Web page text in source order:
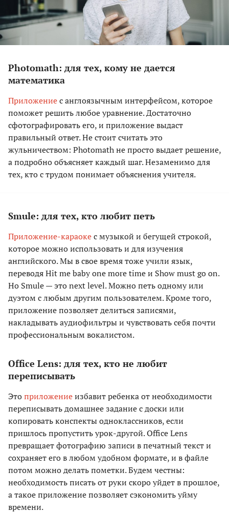
Photomath: для тех, кому не дается
математика
Приложениес англоязычным интерфейсом, которое
поможет решить любое уравнение. Достаточно
сфотографировать его, и приложение выдаст
правильный ответ. Не стоит считать это
жульничеством: Photomath не просто выдает решение,
а подробно объясняет каждый шаг. Незаменимо для
тех, кто с трудом понимает объяснения учителя.
Smule: для тех, кто любит петь
Приложение-караокес музыкой и бегущей строкой,
которое можно использовать и для изучения
английского. Мы в свое время тоже учили язык,
переводя Hit me baby one more time и Show must go on.
Но Smule — это next level. Можно петь одному или
дуэтом с любым другим пользователем. Кроме того,
приложение позволяет делиться записями,
накладывать аудиофильтры и чувствовать себя почти
профессиональным вокалистом.
Office Lens: для тех, кто не любит
переписывать
Этоприложениеизбавит ребенка от необходимости
переписывать домашнее задание с доски или
копировать конспекты одноклассников, если
пришлось пропустить урок-другой. Office Lens
превращает фотографию записи в печатный текст и
сохраняет его в любом удобном формате, и в файле
потом можно делать пометки. Будем честны:
необходимость писать от руки скоро уйдет в прошлое,
а такое приложение позволяет сэкономить уйму
времени.